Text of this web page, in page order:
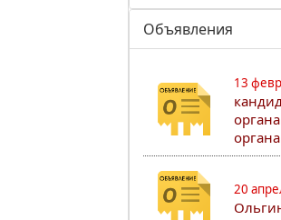
Объявления
13
20